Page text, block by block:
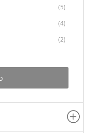
(5)
(4)
(2)
(1)
(1)